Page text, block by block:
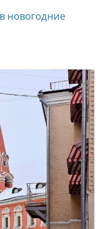
новогодние